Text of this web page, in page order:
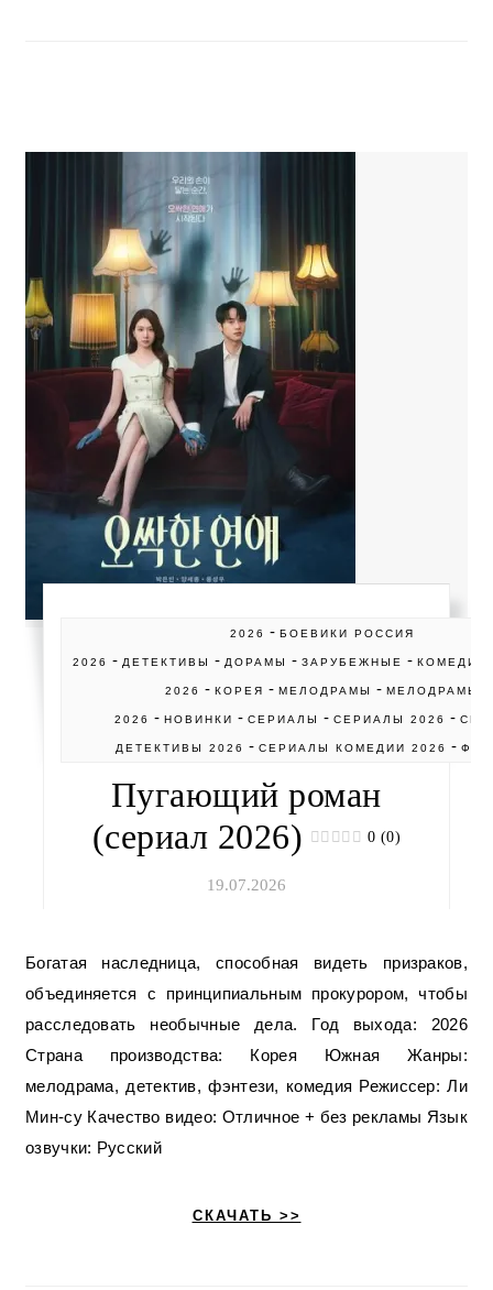
2026 -БОЕВИКИ РОССИЯ
2026 - ДЕТЕКТИВЫ - ДОРАМЫ -ЗАРУБЕЖНЫЕ -КОМЕДИИ
2026 -КОРЕЯ -МЕЛОДРАМЫ -МЕЛОДРАМЫ
2026 - НОВИНКИ - СЕРИАЛЫ - СЕРИАЛЫ 2026 -
ДЕТЕКТИВЫ 2026 -СЕРИАЛЫ КОМЕДИИ 2026 -
Пугающий роман
(сериал 2026)
0 (0)
19.07.2026
Богатая наследница, способная видеть призраков,
объединяется с принципиальным прокурором, чтобы
расследовать необычные дела. Год выхода: 2026
Страна производства: Корея Южная Жанры:
мелодрама, детектив, фэнтези, комедия Режиссер: Ли
Мин-су Качество видео: Отличное + без рекламы Язык
озвучки: Русский
СКАЧАТЬ >>